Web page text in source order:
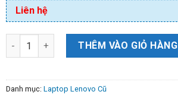
Liên hệ
THÊM VÀO GIỎ HÀNG
Danh mục: Laptop Lenovo Cũ